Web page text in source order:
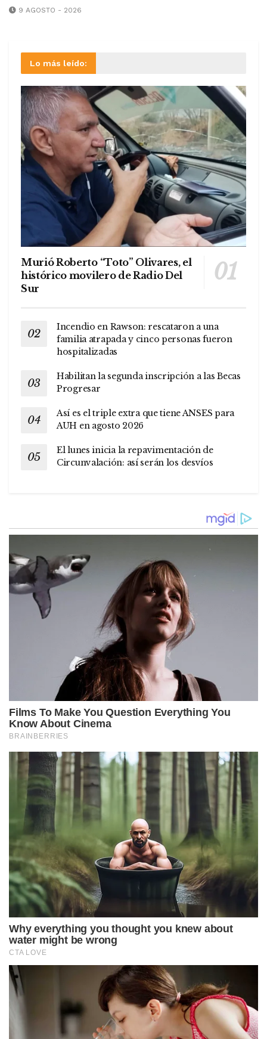
9 AGOSTO - 2026
Lo más leído:
Murió Roberto “Toto” Olivares, el
histórico movilero de Radio Del
Sur
Incendio en Rawson: rescataron a una
familia atrapada y cinco personas fueron
hospitalizadas
Habilitan la segunda inscripción a las Becas
Progresar
Así es el triple extra que tiene ANSES para
AUH en agosto 2026
El lunes inicia la repavimentación de
Circunvalación: así serán los desvíos